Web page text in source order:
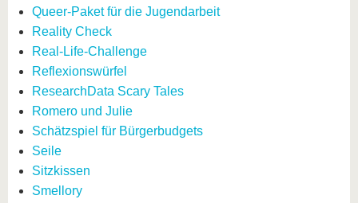
Queer-Paket für die Jugendarbeit
Reality Check
Real-Life-Challenge
Reflexionswürfel
ResearchData Scary Tales
Romero und Julie
Schätzspiel für Bürgerbudgets
Seile
Sitzkissen
Smellory